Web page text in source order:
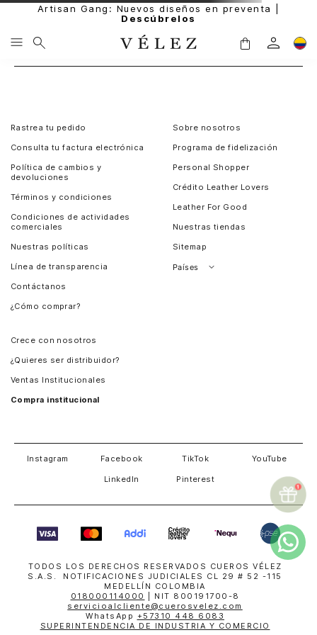
Artisan Gang: Nuevos diseños en preventa |
Descúbrelos
Rastrea tu pedido
Consulta tu factura electrónica
Política de cambios y
devoluciones
Términos y condiciones
Condiciones de actividades
comerciales
Nuestras políticas
Línea de transparencia
Contáctanos
¿Cómo comprar?
Sobre nosotros
Programa de fidelización
Personal Shopper
Crédito Leather Lovers
Leather For Good
Nuestras tiendas
Sitemap
Países
Crece con nosotros
¿Quieres ser distribuidor?
Ventas Institucionales
Compra institucional
Instagram Facebook TikTok YouTube
LinkedIn Pinterest
TODOS LOS DERECHOS RESERVADOS CUEROS VÉLEZ
S.A.S. NOTIFICACIONES JUDICIALES CL 29 # 52 -115
MEDELLÍN COLOMBIA
018000114000
| NIT 800191700-8
servicioalcliente@cuerosvelez.com
WhatsApp +57310 448 6083
SUPERINTENDENCIA DE INDUSTRIA Y COMERCIO